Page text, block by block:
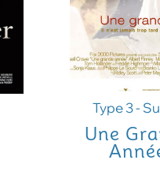
Type 3 -
Une